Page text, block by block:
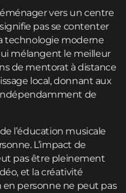
vers un centre
pas se contenter
technologie moderne
mélangent le meilleur
de mentorat à distance
local, donnant aux
de
l’éducation musicale
L’impact de
pas être pleinement
et la créativité
en personne ne peut pas